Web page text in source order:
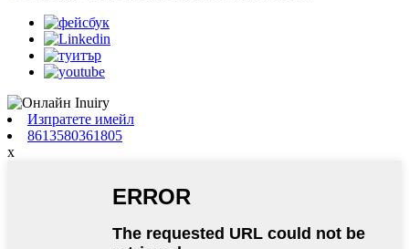
Изпратете имейл
8613580361805
x